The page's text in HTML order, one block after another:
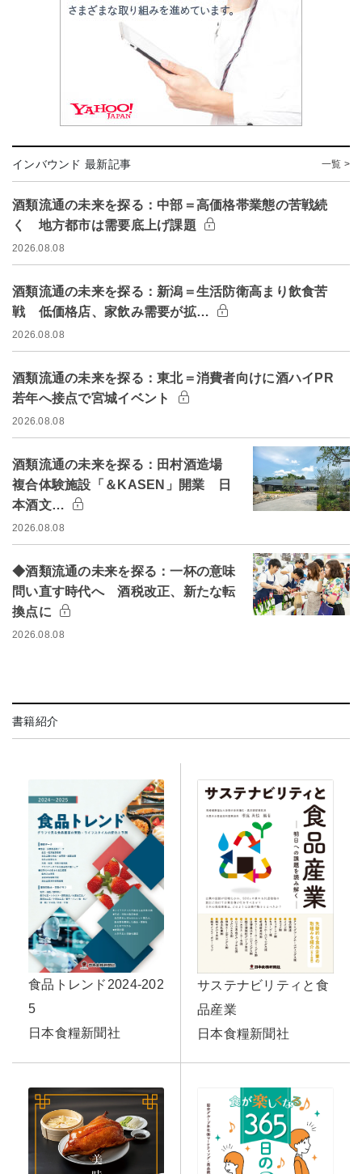
インバウンド 最新記事 一覧 >
酒類流通の未来を探る：中部＝高価格帯業態の苦戦続
く 地方都市は需要底上げ課題
2026.08.08
酒類流通の未来を探る：新潟＝生活防衛高まり飲食苦
戦 低価格店、家飲み需要が拡…
2026.08.08
酒類流通の未来を探る：東北＝消費者向けに酒ハイPR
若年へ接点で宮城イベント
2026.08.08
酒類流通の未来を探る：田村酒造場
複合体験施設「＆KASEN」開業 日
本酒文…
2026.08.08
◆酒類流通の未来を探る：一杯の意味
問い直す時代へ 酒税改正、新たな転
換点に
2026.08.08
書籍紹介
食品トレンド2024-202
5
日本食糧新聞社
サステナビリティと食
品産業
日本食糧新聞社